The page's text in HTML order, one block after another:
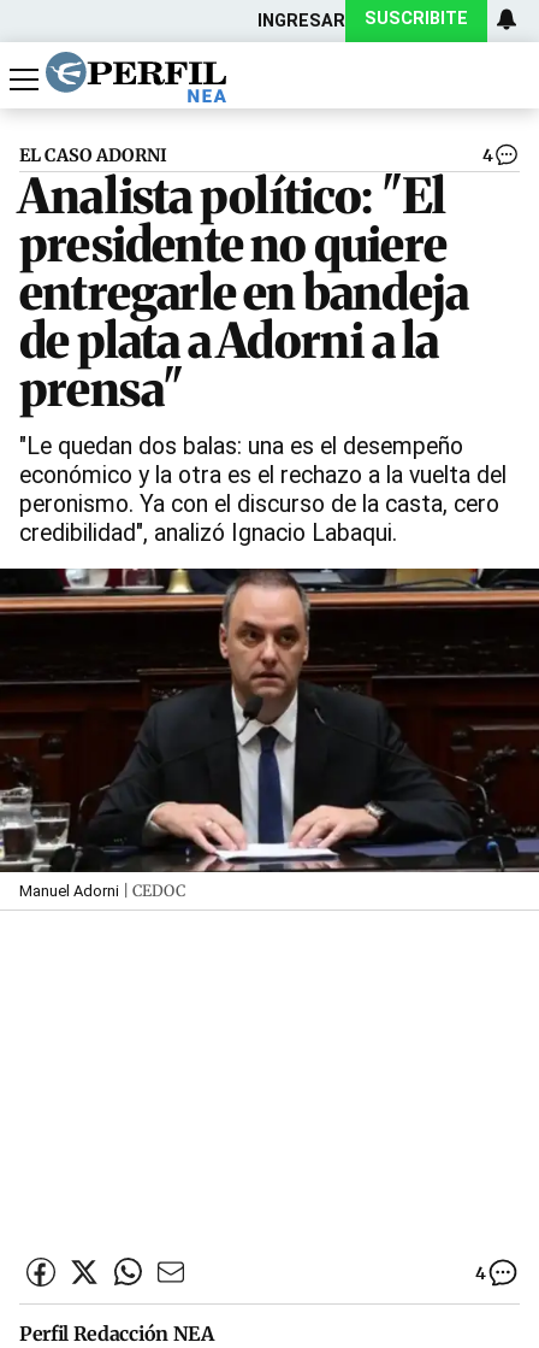
INGRESAR SUSCRIBITE
Política
Economía
Actualidad
EL CASO ADORNI 4
Analista político: "El
presidente no quiere
entregarle en bandeja
de plata a Adorni a la
prensa"
"Le quedan dos balas: una es el desempeño
económico y la otra es el rechazo a la vuelta del
peronismo. Ya con el discurso de la casta, cero
credibilidad", analizó Ignacio Labaqui.
Manuel Adorni | CEDOC
4
Perfil Redacción NEA